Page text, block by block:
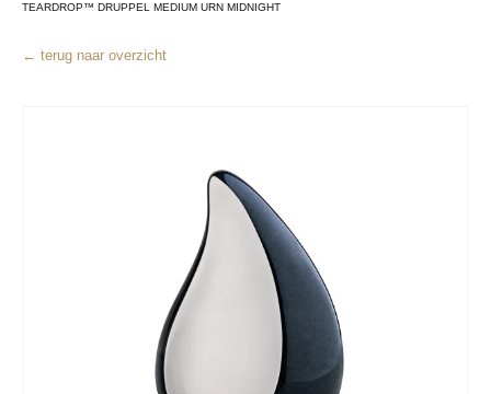
TEARDROP™ DRUPPEL MEDIUM URN MIDNIGHT
← terug naar overzicht